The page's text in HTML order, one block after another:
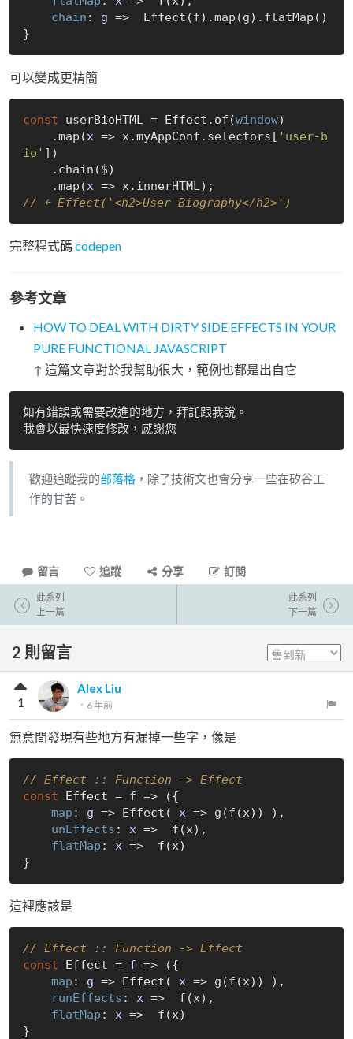
chain : g =>
  Effect(f).map(g).flatMap()
可以變成更精簡
const userBioHTML = Effect.of(window)
    .map(
x => x.myAppConf.selectors[ 'user-b
io' ])
    .map(
x =>
// ￩ Effect('<h2>User Biography</h2>')
完整程式碼 codepen
參考文章
HOW TO DEAL WITH DIRTY SIDE EFFECTS IN YOUR
PURE FUNCTIONAL JAVASCRIPT
↑ 這篇文章對於我幫助很大，範例也都是出自它
如有錯誤或需要改進的地方，拜託跟我說。
歡迎追蹤我的部落格 ，除了技術文也會分享一些在矽谷工
作的甘苦。
留言 追蹤 分享 訂閱
此系列
上一篇
此系列
下一篇
2 則留言
Alex Liu
． 6 年前
1
無意間發現有些地方有漏掉一些字，像是
// Effect :: Function -> Effect
const Effect = f => ({
map : g => Effect( x => g(f(x)) ),
unEffects : x =>
  f(x),
flatMap : x =>
  f(x)
這裡應該是
// Effect :: Function -> Effect
const Effect = f => ({
map : g => Effect( x => g(f(x)) ),
runEffects : x =>
  f(x),
flatMap : x =>
  f(x)